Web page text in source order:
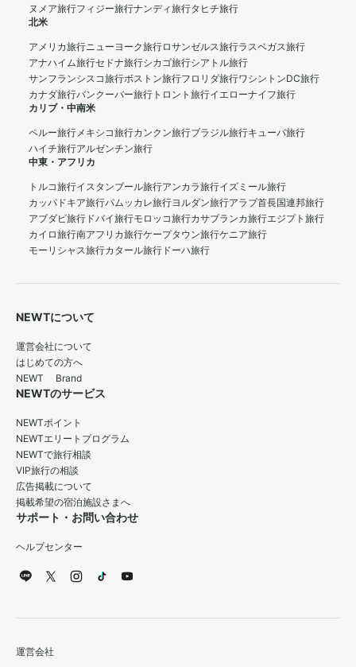
ヌメア旅行フィジー旅行ナンディ旅行タヒチ旅行
北米
アメリカ旅行ニューヨーク旅行ロサンゼルス旅行ラスベガス旅行
アナハイム旅行セドナ旅行シカゴ旅行シアトル旅行
サンフランシスコ旅行ボストン旅行フロリダ旅行ワシントンDC旅行
カナダ旅行バンクーバー旅行 トロント旅行イエローナイフ旅行
カリブ・中南米
ペルー旅行メキシコ旅行カンクン旅行ブラジル旅行キューバ旅行
ハイチ旅行アルゼンチン旅行
中東・アフリカ
トルコ旅行イスタンブール旅行アンカラ旅行イズミール旅行
カッパドキア旅行パムッカレ旅行ヨルダン旅行アラブ首長国連邦旅行
アブダビ旅行 ドバイ旅行モロッコ旅行カサブランカ旅行エジプト旅行
カイロ旅行南アフリカ旅行ケープタウン旅行ケニア旅行
モーリシャス旅行カタール旅行 ドーハ旅行
NEWTについて
運営会社について
はじめての方へ
NEWT Brand
NEWTのサービス
NEWTポイント
NEWTエリートプログラム
NEWTで旅行相談
VIP旅行の相談
広告掲載について
掲載希望の宿泊施設さまへ
サポート・お問い合わせ
ヘルプセンター
運営会社